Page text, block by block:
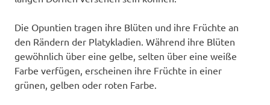
Die Opuntien tragen ihre Blüten und ihre Früchte an
den Rändern der Platykladien. Während ihre Blüten
gewöhnlich über eine gelbe, selten über eine weiße
Farbe verfügen, erscheinen ihre Früchte in einer
grünen, gelben oder roten Farbe.